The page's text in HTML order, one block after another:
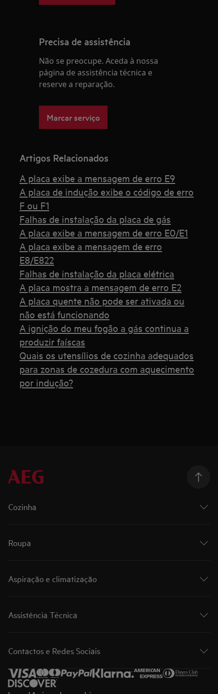
Precisa de assistência
Não se preocupe. Aceda à nossa
página de assistência técnica e
reserve a reparação.
Marcar serviço
Artigos Relacionados
A placa exibe a mensagem de erro E9
A placa de indução exibe o código de erro
F ou F1
Falhas de instalação da placa de gás
A placa exibe a mensagem de erro E0/E1
A placa exibe a mensagem de erro
E8/E822
Falhas de instalação da placa elétrica
A placa mostra a mensagem de erro E2
A placa quente não pode ser ativada ou
não está funcionando
A ignição do meu fogão a gás continua a
produzir faíscas
Quais os utensílios de cozinha adequados
para zonas de cozedura com aquecimento
por indução?
Cozinha
Roupa
Aspiração e climatização
Assistência Técnica
Contactos e Redes Sociais